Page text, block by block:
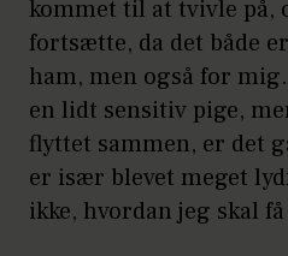
kommet til at tvivle på,
fortsætte, da det både
ham, men også for
en lidt sensitiv pige,
flyttet sammen, er det
er især blevet meget
ikke, hvordan jeg skal